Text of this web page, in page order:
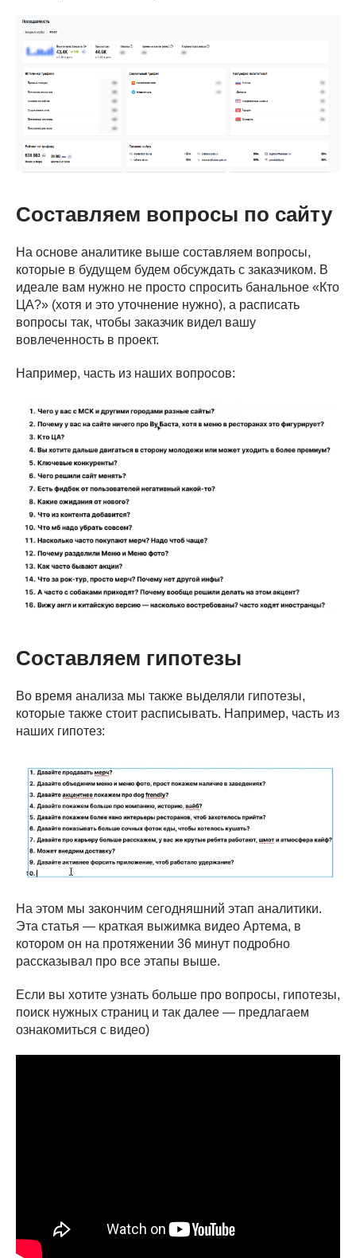
Составляем вопросы по сайту
На основе аналитике выше составляем вопросы,
которые в будущем будем обсуждать с заказчиком. В
идеале вам нужно не просто спросить банальное «Кто
ЦА?» (хотя и это уточнение нужно), а расписать
вопросы так, чтобы заказчик видел вашу
вовлеченность в проект.
Например, часть из наших вопросов:
Составляем гипотезы
Во время анализа мы также выделяли гипотезы,
которые также стоит расписывать. Например, часть из
наших гипотез:
На этом мы закончим сегодняшний этап аналитики.
Эта статья — краткая выжимка видео Артема, в
котором он на протяжении 36 минут подробно
рассказывал про все этапы выше.
Если вы хотите узнать больше про вопросы, гипотезы,
поиск нужных страниц и так далее — предлагаем
ознакомиться с видео)